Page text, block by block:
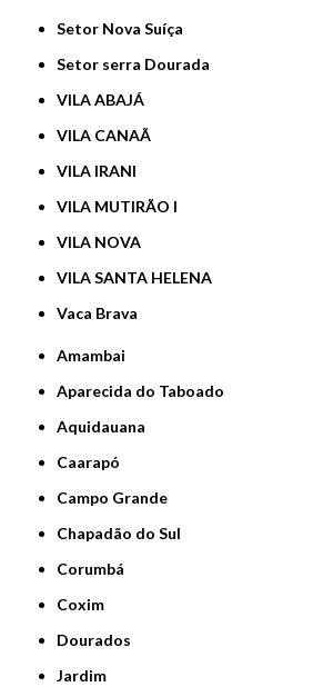
Setor Nova Suíça
Setor serra Dourada
VILA ABAJÁ
VILA CANAÃ
VILA IRANI
VILA MUTIRÃO I
VILA NOVA
VILA SANTA HELENA
Vaca Brava
Amambai
Aparecida do Taboado
Aquidauana
Caarapó
Campo Grande
Chapadão do Sul
Corumbá
Coxim
Dourados
Jardim